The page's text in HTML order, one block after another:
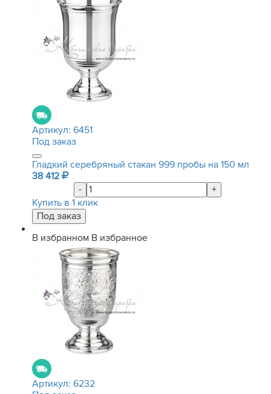
Артикул: 6451
Под заказ
Гладкий серебряный стакан 999 пробы на 150 мл
38 412
-
+
Купить в 1 клик
В избранном В избранное
Артикул: 6232